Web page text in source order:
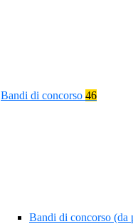
Bandi di concorso 46
Bandi di concorso (da